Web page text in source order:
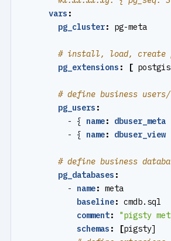
vars :
pg_cluster: pg-meta
# install, load, create
pg_extensions : [
# define business
pg_users :
- { name: dbuser_meta
- { name: dbuser_view
# define business
pg_databases :
- name: meta
baseline: cmdb.sql
comment:
"pigsty
schemas : [pigsty]